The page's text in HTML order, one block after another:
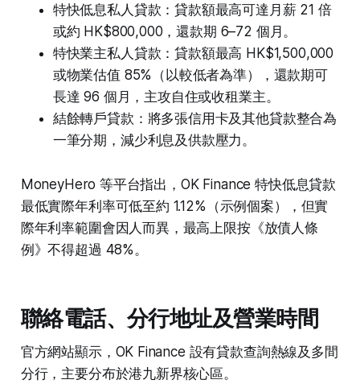
特快低息私人貸款：貸款額最高可達月薪 21 倍
或約 HK$800,000，還款期 6–72 個月。
特快業主私人貸款：貸款額最高 HK$1,500,000
或物業估值 85%（以較低者為準），還款期可
長達 96 個月，主攻自住或收租業主。
結餘轉戶貸款：將多張信用卡及其他貸款整合為
一筆分期，減少利息及供款壓力。
MoneyHero 等平台指出，OK Finance 特快低息貸款
最低實際年利率可低至約 1.12%（示例個案），但實
際年利率範圍會因人而異，最高上限按《放債人條
例》不得超過 48%。
聯絡電話、分行地址及營業時間
官方網站顯示，OK Finance 設有貸款查詢熱線及多間
分行，主要分布於港九新界核心區。